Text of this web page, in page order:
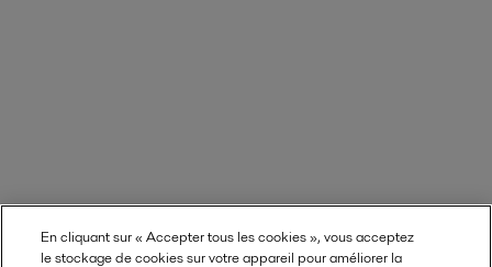
En cliquant sur « Accepter tous les cookies », vous acceptez
le stockage de cookies sur votre appareil pour améliorer la